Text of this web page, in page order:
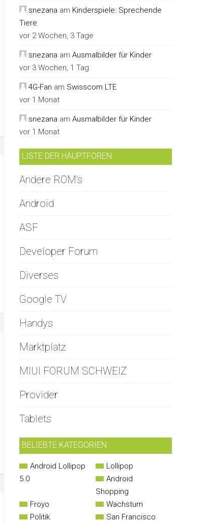
snezana am Kinderspiele: Sprechende
Tiere
vor 2 Wochen, 3 Tage
snezana am Ausmalbilder für Kinder
vor 3 Wochen, 1 Tag
4G-Fan am Swisscom LTE
vor 1 Monat
snezana am Ausmalbilder für Kinder
vor 1 Monat
LISTE DER HAUPTFOREN
Andere ROM's
Android
ASF
Developer Forum
Diverses
Google TV
Handys
Marktplatz
MIUI FORUM SCHWEIZ
Provider
Tablets
BELIEBTE KATEGORIEN
Android Lollipop
5.0
Lollipop
Android
Shopping
Froyo
Wachstum
Politik
San Francisco